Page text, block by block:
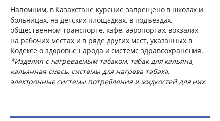
Напомним, в Казахстане курение запрещено в школах и
больницах, на детских площадках, в подъездах,
общественном транспорте, кафе, аэропортах, вокзалах,
на рабочих местах и в ряде других мест, указанных в
Кодексе о здоровье народа и системе здравоохранения.
*Изделия с нагреваемым табаком, табак для кальяна,
кальянная смесь, системы для нагрева табака,
электронные системы потребления и жидкостей для них.